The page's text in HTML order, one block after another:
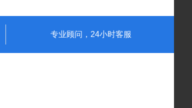
专业顾问，24小时客服